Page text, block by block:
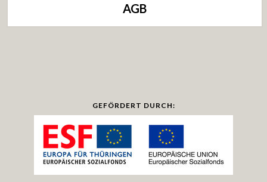
AGB
GEFÖRDERT DURCH: